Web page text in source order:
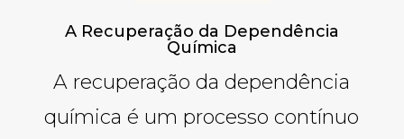
A Recuperação da Dependência
Química
A recuperação da dependência
química é um processo contínuo